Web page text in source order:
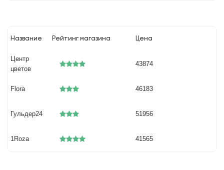
Название Рейтинг магазина Цена
Центр
цветов
43874
Flora 46183
Гульдер24 51956
1Roza 41565